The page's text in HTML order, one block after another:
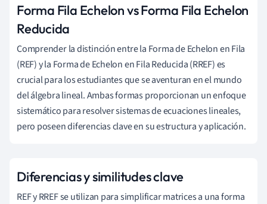
Forma Fila Echelon vs Forma Fila Echelon
Reducida
Comprender la distinción entre la Forma de Echelon en Fila
(REF) y la Forma de Echelon en Fila Reducida (RREF) es
crucial para los estudiantes que se aventuran en el mundo
del álgebra lineal. Ambas formas proporcionan un enfoque
sistemático para resolver sistemas de ecuaciones lineales,
pero poseen diferencias clave en su estructura y aplicación.
Diferencias y similitudes clave
REF y RREF se utilizan para simplificar matrices a una forma